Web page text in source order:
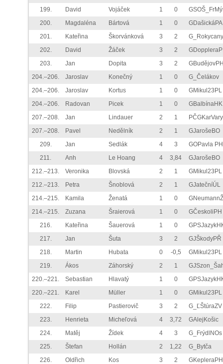
199.
David Vojáček 1 0
200.
Magdaléna Bártová 1 0
GDašickáPA
201.
Kateřina Škorvánková 3 2
G_Rokycany
202.
David Žáček 3 2
203.
Jan Dopita 3 2
204.–206.
Jaroslav Konečný 1 0
G_Čelákov
204.–206.
Jaroslav Kortus 1 0
GMikul23PL
204.–206.
Radovan Picek 1 0
GBalbínaHK
207.–208.
Jan Lindauer 2 1
PČGKarVary
207.–208.
Pavel Nedělník 2 1
GJarošeBO
209.
Jan Sedlák 4 3
GOPavla PH
211.
Anh Le Hoang 4 3,84
GJarošeBO
212.–213.
Veronika Blovská 2 1
GMikul23PL
212.–213.
Petra Šnoblová 2 1
GJatečníÚL
214.–215.
Kamila Ženatá 1 0
214.–215.
Zuzana Šraierová 1 0
GČeskoliPH
216.
Kateřina Šauerová 1 0
217.
Jan Šuta 3 2
GJŠkodyPŘ
218.
Martin Hubata 0 -0,5
GMikul23PL
219.
Ákos Záhorský 2 1
220.–221.
Sebastian Hlavatý 1 0
220.–221.
Karel Müller 1 0
GMikul23PL
222.
Filip Pastierovič 3 2
G_ĽŠtúraZV
223.
Henrieta Micheľová 4 3,72
GAlejKošic
224.
Matěj Žídek 4 3
G_FrýdlNOs
225.
Štefan Hollán 2 1,22
G_Bytča
226.
Oldřich Kos 3 2
GKepleraPH